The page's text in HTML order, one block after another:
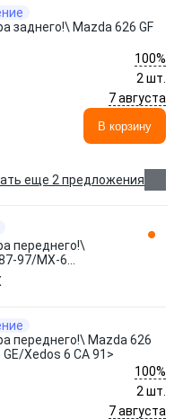
заднего!\ Mazda 626 GF
100%
2 шт.
7 августа
В корзину
еще 2 предложения
переднего!\
97/MX-6
SX STELLOX
переднего!\ Mazda 626
Xedos 6 CA 91>
100%
2 шт.
7 августа